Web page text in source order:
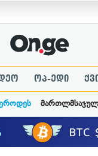
ოპ-ედი